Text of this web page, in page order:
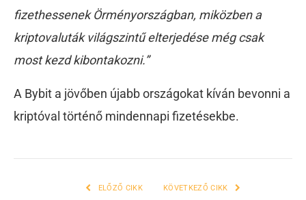
fizethessenek Örményországban, miközben a
kriptovaluták világszintű elterjedése még csak
most kezd kibontakozni.”
A Bybit a jövőben újabb országokat kíván bevonni a
kriptóval történő mindennapi fizetésekbe.
ELŐZŐ CIKK KÖVETKEZŐ CIKK